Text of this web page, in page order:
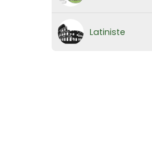
Latiniste